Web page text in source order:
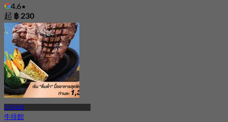
4.6
起 ฿ 230
巴吞他尼
牛排館